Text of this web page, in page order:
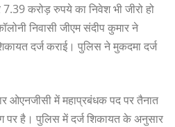
करोड़ रुपये का निवेश भी जीरो हो
निवासी जीएम संदीप कुमार ने
दर्ज कराई। पुलिस ने मुकदमा दर्ज
ओएनजीसी में महाप्रबंधक पद पर तैनात
पर है। पुलिस में दर्ज शिकायत के अनुसार